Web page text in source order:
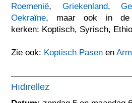
Roemenië, Griekenland,
Oekraïne, maar ook in de
kerken: Koptisch, Syrisch,
Zie ook: Koptisch Pasen en
Hıdırellez